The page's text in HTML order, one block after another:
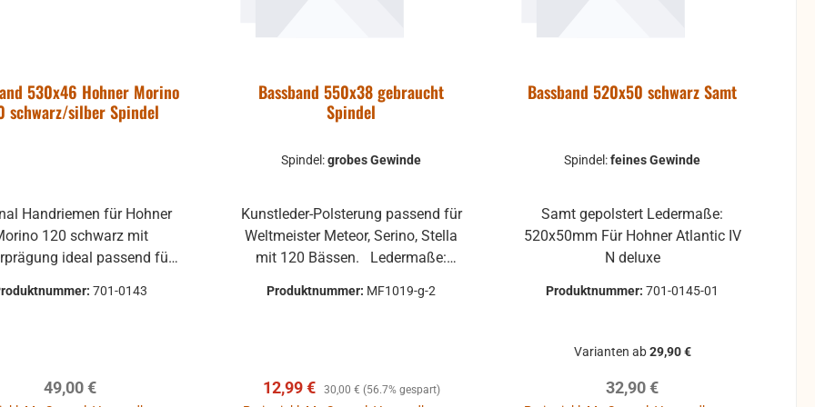
und
Für
Bereich ist
1 Pro
Lösung.
Control 1 mit
von Video-
werden
169,00 €
Regulärer Preis:
198,00 € (9.6%
530x46 Hohner Morino
schwarz/silber Spindel
Handriemen für Hohner
120 schwarz mit
ideal passend für
701-0143
Regulärer Preis:
49,00 €
Bassband 550x38 gebraucht
Spindel
Spindel:grobes Gewinde
Kunstleder-Polsterung passend für
Weltmeister Meteor, Serino, Stella
mit 120 Bässen. Ledermaße:
Produktnummer: MF1019-g-2
Verkaufspreis:
12,99 € Regulärer Preis:
30,00 € (56.7% gespart)
Bassband 520x50 schwarz Samt
Spindel:feines Gewinde
Samt gepolstert Ledermaße:
520x50mm Für Hohner Atlantic IV
N deluxe
Produktnummer:701-0145-01
Varianten ab29,90 €
Regulärer Preis:
32,90 €